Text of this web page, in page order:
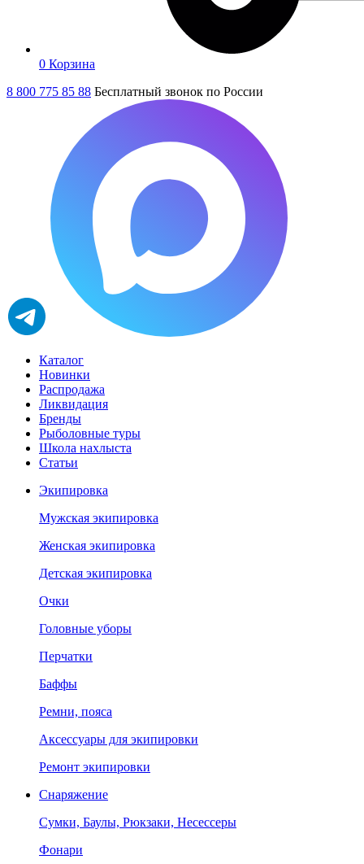
0 Корзина
8 800 775 85 88 Бесплатный звонок по России
Каталог
Новинки
Распродажа
Ликвидация
Бренды
Рыболовные туры
Школа нахлыста
Статьи
Экипировка
Мужская экипировка
Женская экипировка
Детская экипировка
Очки
Головные уборы
Перчатки
Баффы
Ремни, пояса
Аксессуары для экипировки
Ремонт экипировки
Снаряжение
Сумки, Баулы, Рюкзаки, Несессеры
Фонари